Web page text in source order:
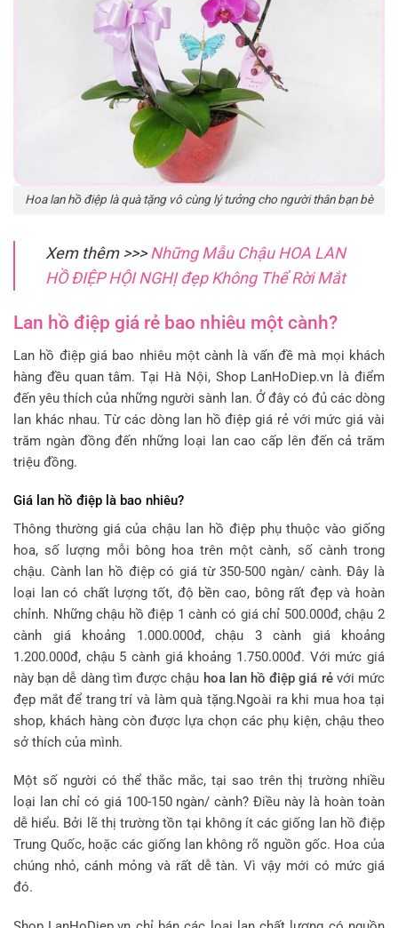
Hoa lan hồ điệp là quà tặng vô cùng lý tưởng cho người thân bạn bè
Xem thêm >>> Những Mẫu Chậu HOA LAN
HỒ ĐIỆP HỘI NGHỊ đẹp Không Thể Rời Mắt
Lan hồ điệp giá rẻ bao nhiêu một cành?
Lan hồ điệp giá bao nhiêu một cành là vấn đề mà mọi khách
hàng đều quan tâm. Tại Hà Nội, Shop LanHoDiep.vn là điểm
đến yêu thích của những người sành lan. Ở đây có đủ các dòng
lan khác nhau. Từ các dòng lan hồ điệp giá rẻ với mức giá vài
trăm ngàn đồng đến những loại lan cao cấp lên đến cả trăm
triệu đồng.
Giá lan hồ điệp là bao nhiêu?
Thông thường giá của chậu lan hồ điệp phụ thuộc vào giống
hoa, số lượng mỗi bông hoa trên một cành, số cành trong
chậu. Cành lan hồ điệp có giá từ 350-500 ngàn/ cành. Đây là
loại lan có chất lượng tốt, độ bền cao, bông rất đẹp và hoàn
chỉnh. Những chậu hồ điệp 1 cành có giá chỉ 500.000đ, chậu 2
cành giá khoảng 1.000.000đ, chậu 3 cành giá khoảng
1.200.000đ, chậu 5 cành giá khoảng 1.750.000đ. Với mức giá
này bạn dễ dàng tìm được chậu hoa lan hồ điệp giá rẻvới mức
đẹp mắt để trang trí và làm quà tặng.Ngoài ra khi mua hoa tại
shop, khách hàng còn được lựa chọn các phụ kiện, chậu theo
sở thích của mình.
Một số người có thể thắc mắc, tại sao trên thị trường nhiều
loại lan chỉ có giá 100-150 ngàn/ cành? Điều này là hoàn toàn
dễ hiểu. Bởi lẽ thị trường tồn tại không ít các giống lan hồ điệp
Trung Quốc, hoặc các giống lan không rõ nguồn gốc. Hoa của
chúng nhỏ, cánh mỏng và rất dễ tàn. Vì vậy mới có mức giá
đó.